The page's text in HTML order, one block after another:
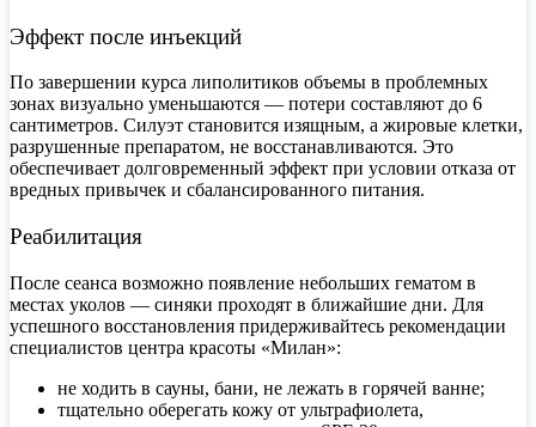
Эффект после инъекций
По завершении курса липолитиков объемы в проблемных
зонах визуально уменьшаются — потери составляют до 6
сантиметров. Силуэт становится изящным, а жировые клетки,
разрушенные препаратом, не восстанавливаются. Это
обеспечивает долговременный эффект при условии отказа от
вредных привычек и сбалансированного питания.
Реабилитация
После сеанса возможно появление небольших гематом в
местах уколов — синяки проходят в ближайшие дни. Для
успешного восстановления придерживайтесь рекомендации
специалистов центра красоты «Милан»:
не ходить в сауны, бани, не лежать в горячей ванне;
тщательно оберегать кожу от ультрафиолета,